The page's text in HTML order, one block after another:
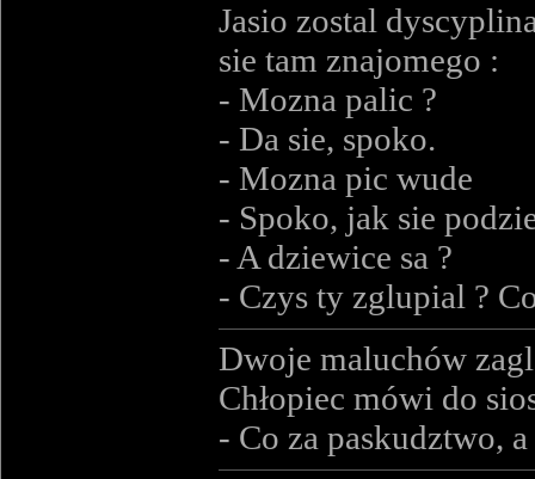
Jasio zostal
sie tam znajomego :
- Mozna palic ?
- Da sie, spoko.
- Mozna pic wude
- Spoko, jak sie
- A dziewice sa ?
- Czys ty zglupial ?
Dwoje maluchów
Chłopiec mówi do
- Co za paskudztwo,